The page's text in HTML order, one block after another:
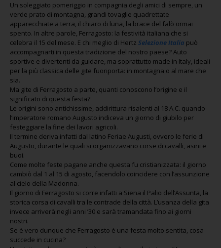
Un soleggiato pomeriggio in compagnia degli amici di sempre, un
verde prato di montagna, grandi tovaglie quadrettate
apparecchiate a terra, il chiaro di luna, la brace del falò ormai
spento. In altre parole, Ferragosto: la festività italiana che si
celebra il 15 del mese. E chi meglio di Hertz Selezione Italia può
accompagnarti in questa tradizione del nostro paese? Auto
sportive e divertenti da guidare, ma soprattutto made in Italy, ideali
per la più classica delle gite fuoriporta: in montagna o al mare che
sia.
Ma gite di Ferragosto a parte, quanti conoscono l’origine e il
significato di questa festa?
Le origini sono antichissime, addirittura risalenti al 18 A.C. quando
l’imperatore romano Augusto indiceva un giorno di giubilo per
festeggiare la fine dei lavori agricoli.
Il termine deriva infatti dal latino Feriae Augusti, ovvero le ferie di
Augusto, durante le quali si organizzavano corse di cavalli, asini e
buoi.
Come molte feste pagane anche questa fu cristianizzata: il giorno
cambiò dal 1 al 15 di agosto, facendolo coincidere con l’assunzione
al cielo della Madonna.
Il giorno di Ferragosto si corre infatti a Siena il Palio dell’Assunta, la
storica corsa di cavalli tra le contrade della città. L’usanza della gita
invece arriverà negli anni ’30 e sarà tramandata fino ai giorni
nostri.
Se è vero dunque che Ferragosto è una festa molto sentita, cosa
succede in cucina?